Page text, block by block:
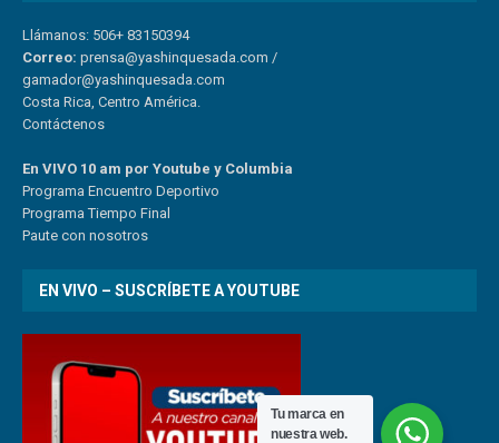
Llámanos: 506+ 83150394
Correo: prensa@yashinquesada.com /
gamador@yashinquesada.com
Costa Rica, Centro América.
Contáctenos
En VIVO 10 am por Youtube y Columbia
Programa Encuentro Deportivo
Programa Tiempo Final
Paute con nosotros
EN VIVO – SUSCRÍBETE A YOUTUBE
Tu marca en
nuestra web.